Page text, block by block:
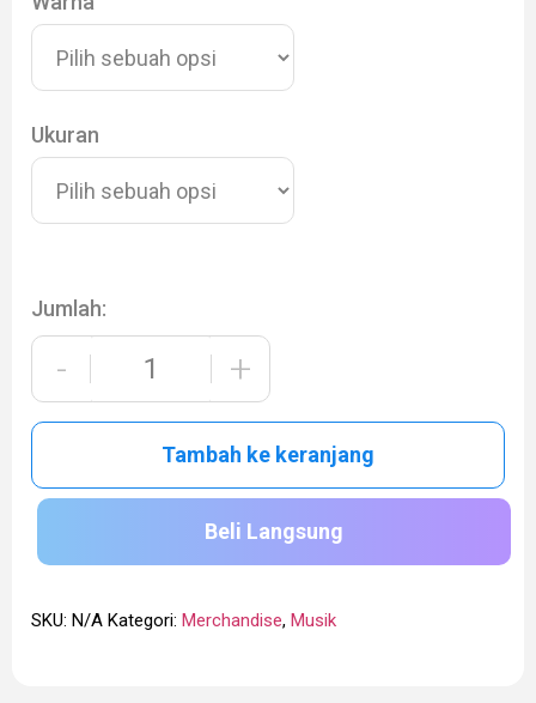
Ukuran
Jumlah:
- +
Tambah ke keranjang
Beli Langsung
SKU: N/A Kategori: Merchandise, Musik